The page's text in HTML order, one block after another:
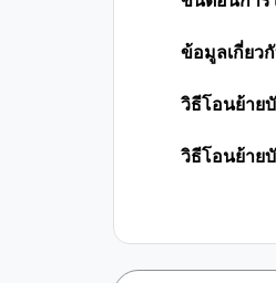
ข้อมูลเกี่ยว
วิธีโอนย้าย
วิธีโอนย้าย